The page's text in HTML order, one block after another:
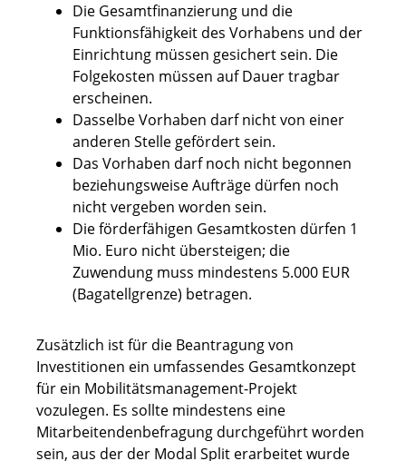
Die Gesamtfinanzierung und die
Funktionsfähigkeit des Vorhabens und der
Einrichtung müssen gesichert sein. Die
Folgekosten müssen auf Dauer tragbar
erscheinen.
Dasselbe Vorhaben darf nicht von einer
anderen Stelle gefördert sein.
Das Vorhaben darf noch nicht begonnen
beziehungsweise Aufträge dürfen noch
nicht vergeben worden sein.
Die förderfähigen Gesamtkosten dürfen 1
Mio. Euro nicht übersteigen; die
Zuwendung muss mindestens 5.000 EUR
(Bagatellgrenze) betragen.
Zusätzlich ist für die Beantragung von
Investitionen ein umfassendes Gesamtkonzept
für ein Mobilitätsmanagement-Projekt
vozulegen. Es sollte mindestens eine
Mitarbeitendenbefragung durchgeführt worden
sein, aus der der Modal Split erarbeitet wurde